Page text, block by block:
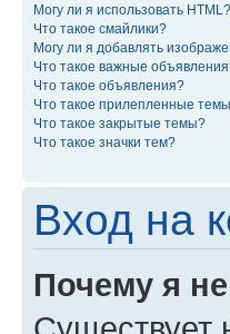
Могу ли я использовать HTML?
Что такое смайлики?
Могу ли я добавлять
Что такое важные
Что такое объявления?
Что такое прилепленные
Что такое закрытые темы?
Что такое значки тем?
Вход на
Почему я